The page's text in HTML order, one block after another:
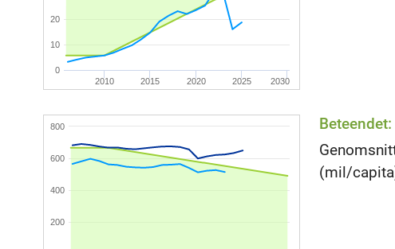
2010 2015 2020 2025 2030
0
10
20
200
400
600
800
(mil/